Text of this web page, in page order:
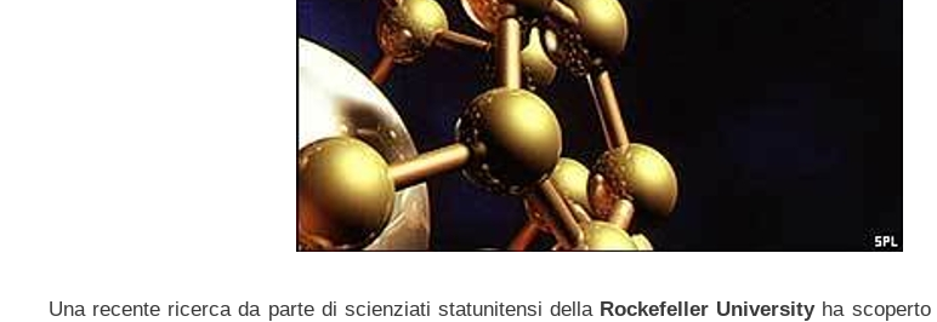
Una recente ricerca da parte di scienziati statunitensi della Rockefeller Universityha scoperto